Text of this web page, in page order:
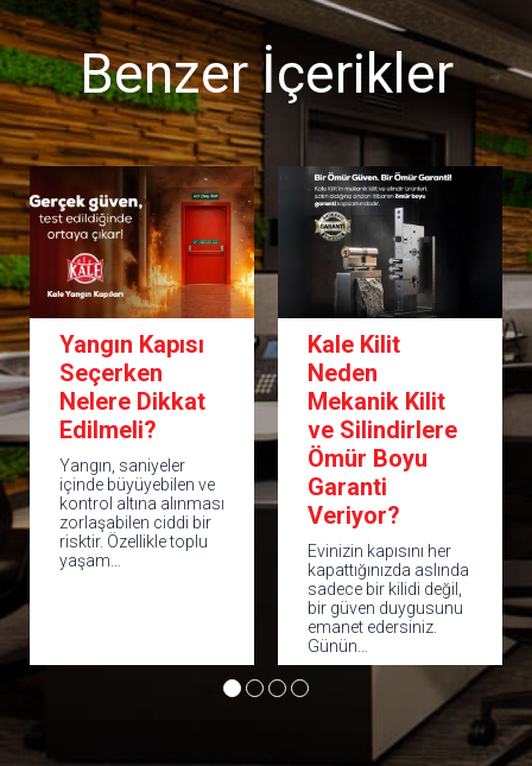
Benzer İçerikler
Kale Kilit
Neden
Mekanik Kilit
ve Silindirlere
Ömür Boyu
Garanti
Veriyor?
Evinizin kapısını her
kapattığınızda aslında
Çelik Kapı
Seçim Rehberi:
En Doğru
Kapıyı Nasıl
Seçersiniz?|
Kale 6. Seviye
Çelik Kapı
Evimizin ya da iş
yerimizin güvenliği
kapıda başlar. Doğru
çelik kapı; hırsızlığa
karşı caydırıcılık,
sessiz ve…